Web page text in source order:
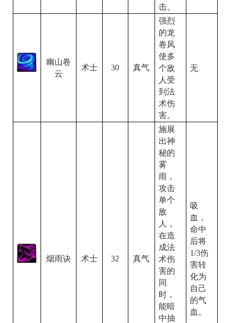
击。
幽山卷
云
术士 30 真气
强烈
的龙
卷风
使多
个敌
人受
到法
术伤
害。
无
烟雨诀 术士 32 真气
施展
出神
秘的
雾
雨，
攻击
单个
敌
人，
在造
成法
术伤
害的
同
时，
能暗
中抽
吸
血，
命中
后将
1/3伤
害转
化为
自己
的气
血。